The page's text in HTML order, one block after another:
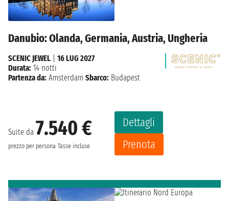
Danubio: Olanda, Germania, Austria, Ungheria
Suite da 7.540 €
prezzo per persona Tasse incluse
Dettagli
Prenota
SCENIC JEWEL
16 LUG 2027
Durata: 14 notti
Partenza da: Amsterdam Sbarco: Budapest